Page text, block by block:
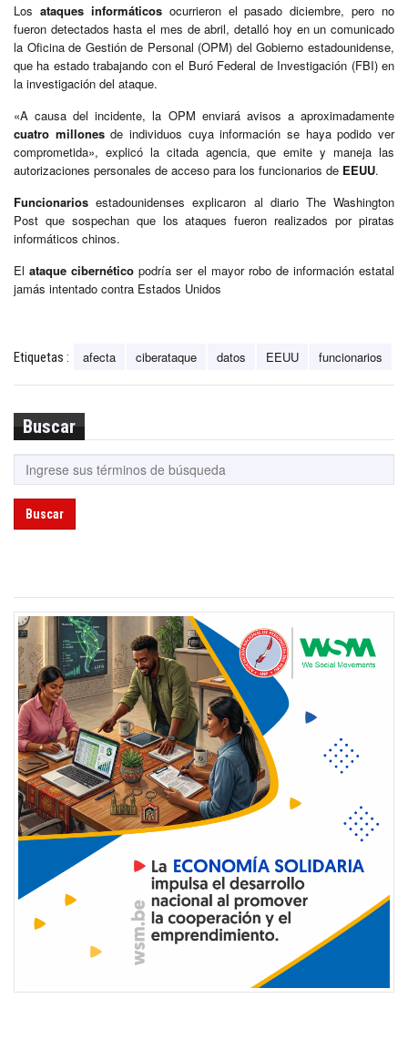
Los ataques informáticosocurrieron el pasado diciembre, pero no
fueron detectados hasta el mes de abril, detalló hoy en un comunicado
la Oficina de Gestión de Personal (OPM) del Gobierno estadounidense,
que ha estado trabajando con el Buró Federal de Investigación (FBI) en
la investigación del ataque.
«A causa del incidente, la OPM enviará avisos a aproximadamente
cuatro millonesde individuos cuya información se haya podido ver
comprometida», explicó la citada agencia, que emite y maneja las
autorizaciones personales de acceso para los funcionarios de EEUU.
Funcionarios estadounidenses explicaron al diario The Washington
Post que sospechan que los ataques fueron realizados por piratas
informáticos chinos.
Elataque cibernético podría ser el mayor robo de información estatal
jamás intentado contra Estados Unidos
Etiquetas : afecta ciberataque datos EEUU funcionarios
Buscar
Buscar